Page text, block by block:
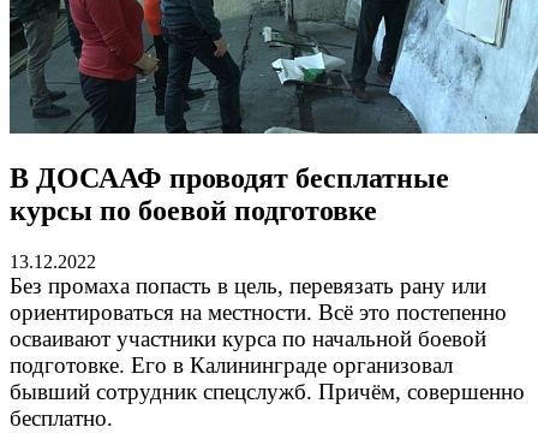
В ДОСААФ проводят бесплатные
курсы по боевой подготовке
13.12.2022
Без промаха попасть в цель, перевязать рану или
ориентироваться на местности. Всё это постепенно
осваивают участники курса по начальной боевой
подготовке. Его в Калининграде организовал
бывший сотрудник спецслужб. Причём, совершенно
бесплатно.